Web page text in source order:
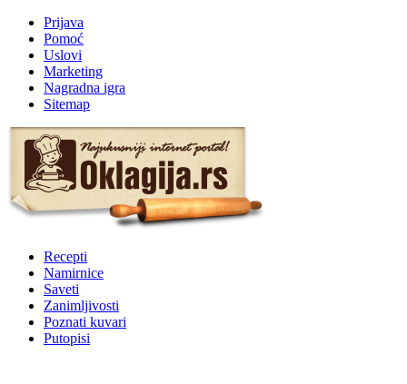
Prijava
Pomoć
Uslovi
Marketing
Nagradna igra
Sitemap
Recepti
Namirnice
Saveti
Zanimljivosti
Poznati kuvari
Putopisi